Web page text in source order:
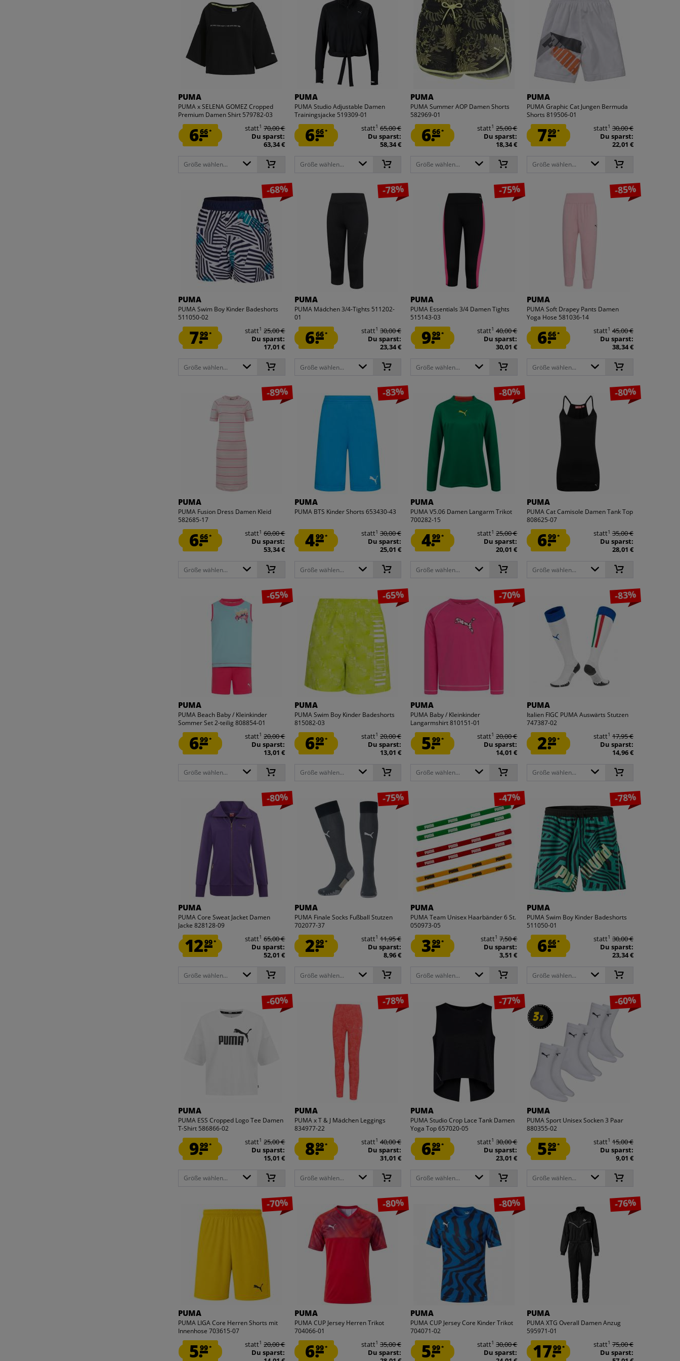
PUMA
PUMA x SELENA GOMEZ Cropped
Premium Damen Shirt 579782-03
6.66* statt1 70,00 €
Du sparst:
63,34 €
Größe wählen...
PUMA
PUMA Studio Adjustable Damen
Trainingsjacke 519309-01
6.66* statt1 65,00 €
Du sparst:
58,34 €
Größe wählen...
PUMA
PUMA Summer AOP Damen Shorts
582969-01
6.66* statt1 25,00 €
Du sparst:
18,34 €
Größe wählen...
PUMA
PUMA Graphic Cat Jungen Bermuda
Shorts 819506-01
7.99* statt1 30,00 €
Du sparst:
22,01 €
Größe wählen...
-68%
PUMA
PUMA Swim Boy Kinder Badeshorts
511050-02
7.99* statt1 25,00 €
Du sparst:
17,01 €
Größe wählen...
-78%
PUMA
PUMA Mädchen 3/4-Tights 511202-
01
6.66* statt1 30,00 €
Du sparst:
23,34 €
Größe wählen...
-75%
PUMA
PUMA Essentials 3/4 Damen Tights
515143-03
9.99* statt1 40,00 €
Du sparst:
30,01 €
Größe wählen...
-85%
PUMA
PUMA Soft Drapey Pants Damen
Yoga Hose 581036-14
6.66* statt1 45,00 €
Du sparst:
38,34 €
Größe wählen...
-89%
PUMA
PUMA Fusion Dress Damen Kleid
582685-17
6.66* statt1 60,00 €
Du sparst:
53,34 €
Größe wählen...
-83%
PUMA
PUMA BTS Kinder Shorts 653430-43
4.99* statt1 30,00 €
Du sparst:
25,01 €
Größe wählen...
-80%
PUMA
PUMA V5.06 Damen Langarm Trikot
700282-15
4.99* statt1 25,00 €
Du sparst:
20,01 €
Größe wählen...
-80%
PUMA
PUMA Cat Camisole Damen Tank Top
808625-07
6.99* statt1 35,00 €
Du sparst:
28,01 €
Größe wählen...
-65%
PUMA
PUMA Beach Baby / Kleinkinder
Sommer Set 2-teilig 808854-01
6.99* statt1 20,00 €
Du sparst:
13,01 €
Größe wählen...
-65%
PUMA
PUMA Swim Boy Kinder Badeshorts
815082-03
6.99* statt1 20,00 €
Du sparst:
13,01 €
Größe wählen...
-70%
PUMA
PUMA Baby / Kleinkinder
Langarmshirt 810151-01
5.99* statt1 20,00 €
Du sparst:
14,01 €
Größe wählen...
-83%
PUMA
Italien FIGC PUMA Auswärts Stutzen
747387-02
2.99* statt1 17,95 €
Du sparst:
14,96 €
Größe wählen...
-80%
PUMA
PUMA Core Sweat Jacket Damen
Jacke 828128-09
12.99* statt1 65,00 €
Du sparst:
52,01 €
Größe wählen...
-75%
PUMA
PUMA Finale Socks Fußball Stutzen
702077-37
2.99* statt1 11,95 €
Du sparst:
8,96 €
Größe wählen...
-47%
PUMA
PUMA Team Unisex Haarbänder 6 St.
050973-05
3.99* statt1 7,50 €
Du sparst:
3,51 €
Größe wählen...
-78%
PUMA
PUMA Swim Boy Kinder Badeshorts
511050-01
6.66* statt1 30,00 €
Du sparst:
23,34 €
Größe wählen...
-60%
PUMA
PUMA ESS Cropped Logo Tee Damen
T-Shirt 586866-02
9.99* statt1 25,00 €
Du sparst:
15,01 €
Größe wählen...
-78%
PUMA
PUMA x T & J Mädchen Leggings
834977-22
8.99* statt1 40,00 €
Du sparst:
31,01 €
Größe wählen...
-77%
PUMA
PUMA Studio Crop Lace Tank Damen
Yoga Top 657020-05
6.99* statt1 30,00 €
Du sparst:
23,01 €
Größe wählen...
3x
3x
-60%
PUMA
PUMA Sport Unisex Socken 3 Paar
880355-02
5.99* statt1 15,00 €
Du sparst:
9,01 €
Größe wählen...
-70%
PUMA
PUMA LIGA Core Herren Shorts mit
Innenhose 703615-07
5.99* statt1 20,00 €
Du sparst:
-80%
PUMA
PUMA CUP Jersey Herren Trikot
704066-01
6.99* statt1 35,00 €
Du sparst:
-80%
PUMA
PUMA CUP Jersey Core Kinder Trikot
704071-02
5.99* statt1 30,00 €
Du sparst:
-76%
PUMA
PUMA XTG Overall Damen Anzug
595971-01
17.99* statt1 75,00 €
Du sparst: